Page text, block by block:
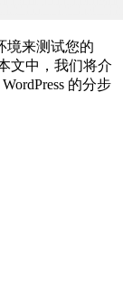
境来测试您的
文中，我们将介
的分步